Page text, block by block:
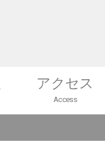
アクセス
Access